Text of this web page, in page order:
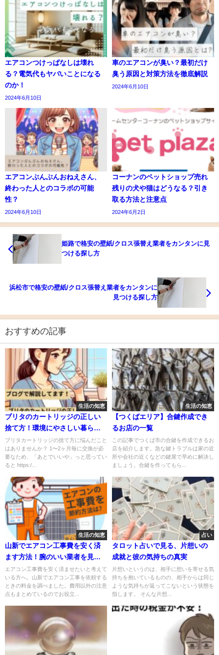
エアコンつけっぱなしは壊れ
る？電気代もヤバいことになる
のか！
2024年6月10日
車のエアコンが臭い？最初だけ
臭う原因と対策方法を徹底解説
2024年6月10日
エアコンぶんぶんおねえさん、
終わった人とのコラボの可能
性？
2024年6月10日
コーナンのペットショップ売れ
残りの犬や猫はどうなる？引き
取る方法と注意点
2024年6月2日
姫路で格安の壁紙/クロス張替え業者をカンタンに見
つける探し方
浜松市で格安の壁紙/クロス張替え業者をカンタンに
見つける探し方
おすすめの記事
生活の知恵
ブリタのカートリッジの正しい
捨て方！環境にやさしい暮らし
の第一歩
ブリタカートリッジの捨て方に悩んだこと
はありませんか？ 1〜2ヶ月毎に交換が必
要なため、「あとでいいや」っと思ってい
ると https:/...
生活の知恵
【つくばエリア】合鍵作成でき
るお店の一覧
この記事でつくば市の合鍵を作成できるお
店を紹介します。急な鍵トラブルは家の近
所や会社の近くなどの鍵屋で早めに解決し
ましょう。合鍵を作ってもら...
生活の知恵
山新でエアコン工事費を安く済
ます方法！腕のいい業者を見つ
けるコツも紹介
エアコン工事費を安く済ませたいと考えて
いる方へ。山新でエアコン工事を依頼する
ときの料金を調べました。費用以外の注意
点もまとめているのでお役立...
占い
タロット占いで見る、片想いの
成就と彼の気持ちの真実
片想いというのは、相手に想いを寄せる気
持ちを抱いているものの、相手からは同じ
ような気持ちが返ってこないという状態を
指します。 そんな片想...